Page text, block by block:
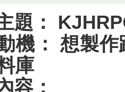
題：
機： 想製
庫
容：